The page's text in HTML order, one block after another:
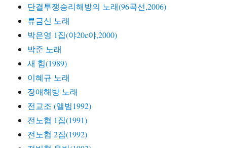
단결투쟁승리해방의 노래(96곡선,2006)
류금신 노래
박은영 1집(야20c야,2000)
박준 노래
새 힘(1989)
이혜규 노래
장애해방 노래
전교조 (앨범1992)
전노협 1집(1991)
전노협 2집(1992)